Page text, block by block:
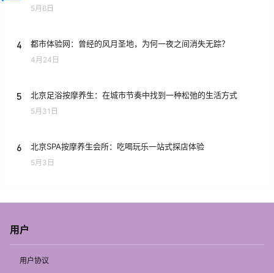
5月6日
4 都市体验网：曾经的风月圣地，为何一夜之间消失无踪？
4月24日
5 北京足浴按摩养生：在城市节奏中找到一种松弛的生活方式
5月31日
6 北京SPA按摩养生会所：吃喝玩乐一站式探店体验
5月3日
用户
用户协议